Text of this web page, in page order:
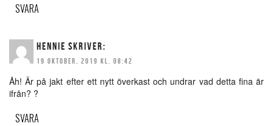
SVARA
HENNIE SKRIVER:
19 OKTOBER, 2019 KL. 08:42
Åh! Är på jakt efter ett nytt överkast och undrar vad detta fina är
ifrån? ?
SVARA